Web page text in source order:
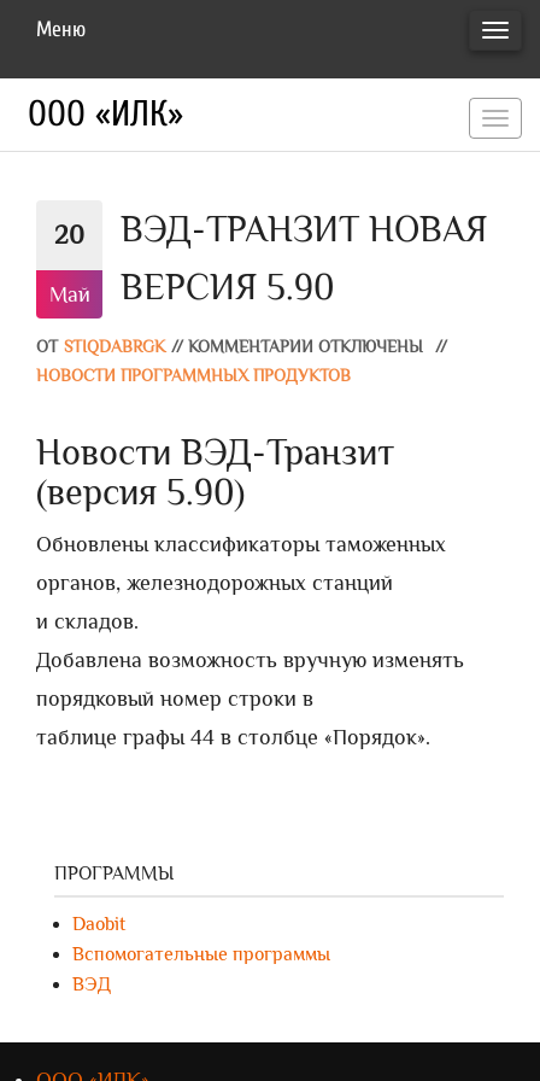
Меню
ООО «ИЛК»
20
Май
ВЭД-ТРАНЗИТ НОВАЯ
ВЕРСИЯ 5.90
ОТ STIQDABRGK // КОММЕНТАРИИ ОТКЛЮЧЕНЫ
//
НОВОСТИ ПРОГРАММНЫХ ПРОДУКТОВ
Новости ВЭД-Транзит
(версия 5.90)
Обновлены классификаторы таможенных
органов, железнодорожных станций
и складов.
Добавлена возможность вручную изменять
порядковый номер строки в
таблице графы 44 в столбце «Порядок».
ПРОГРАММЫ
Daobit
Вспомогательные программы
ВЭД